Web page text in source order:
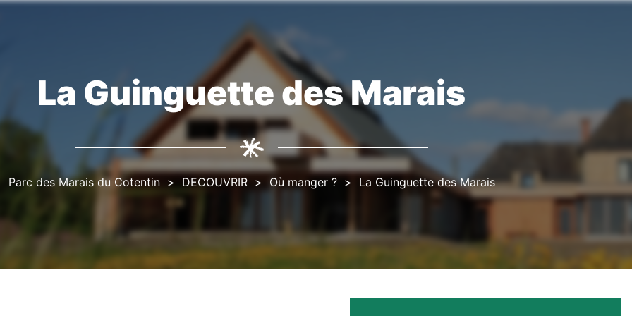
d'Ariane
La Guinguette des Marais
Parc des Marais du Cotentin DECOUVRIR Où manger ? La Guinguette des Marais